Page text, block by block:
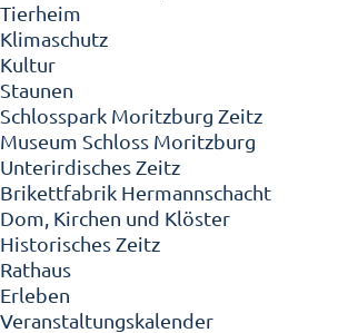
Tierheim
Klimaschutz
Kultur
Staunen
Schlosspark Moritzburg Zeitz
Museum Schloss Moritzburg
Unterirdisches Zeitz
Brikettfabrik Hermannschacht
Dom, Kirchen und Klöster
Historisches Zeitz
Rathaus
Erleben
Veranstaltungskalender